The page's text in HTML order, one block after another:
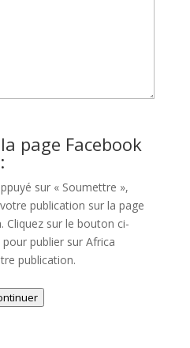
page Facebook
sur « Soumettre »,
publication sur la page
Cliquez sur le bouton ci-
publier sur Africa
publication.